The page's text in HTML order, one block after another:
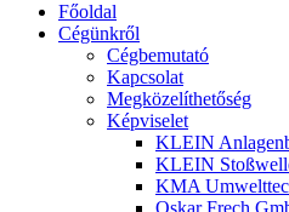
Főoldal
Cégünkről
Cégbemutató
Kapcsolat
Megközelíthetőség
Képviselet
KLEIN
KLEIN
KMA
Oskar Frech